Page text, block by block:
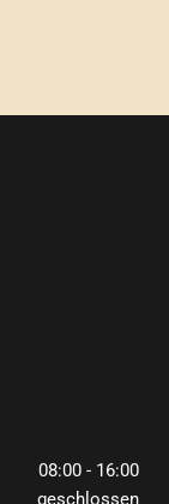
08:00 - 16:00
geschlossen